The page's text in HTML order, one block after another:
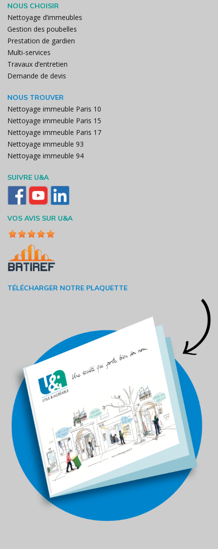
NOUS CHOISIR
Nettoyage d’immeubles
Gestion des poubelles
Prestation de gardien
Multi-services
Travaux d’entretien
Demande de devis
NOUS TROUVER
Nettoyage immeuble Paris 10
Nettoyage immeuble Paris 15
Nettoyage immeuble Paris 17
Nettoyage immeuble 93
Nettoyage immeuble 94
SUIVRE U&A
VOS AVIS SUR U&A
TÉLÉCHARGER NOTRE PLAQUETTE